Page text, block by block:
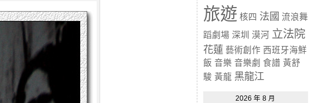
旅遊 核四 法國 流浪舞
蹈劇場 深圳 漠河 立法院
花蓮 藝術創作 西班牙海鮮
飯 音樂 音樂劇 食譜 黃舒
駿 黃龍 黑龍江
2026 年 8 月